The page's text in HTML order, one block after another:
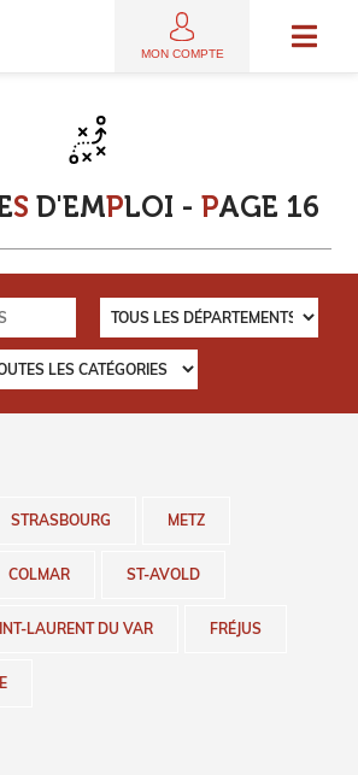
MON COMPTE
S D'EMPLOI - PAGE 16
STRASBOURG METZ
COLMAR ST-AVOLD
LAURENT DU VAR FRÉJUS